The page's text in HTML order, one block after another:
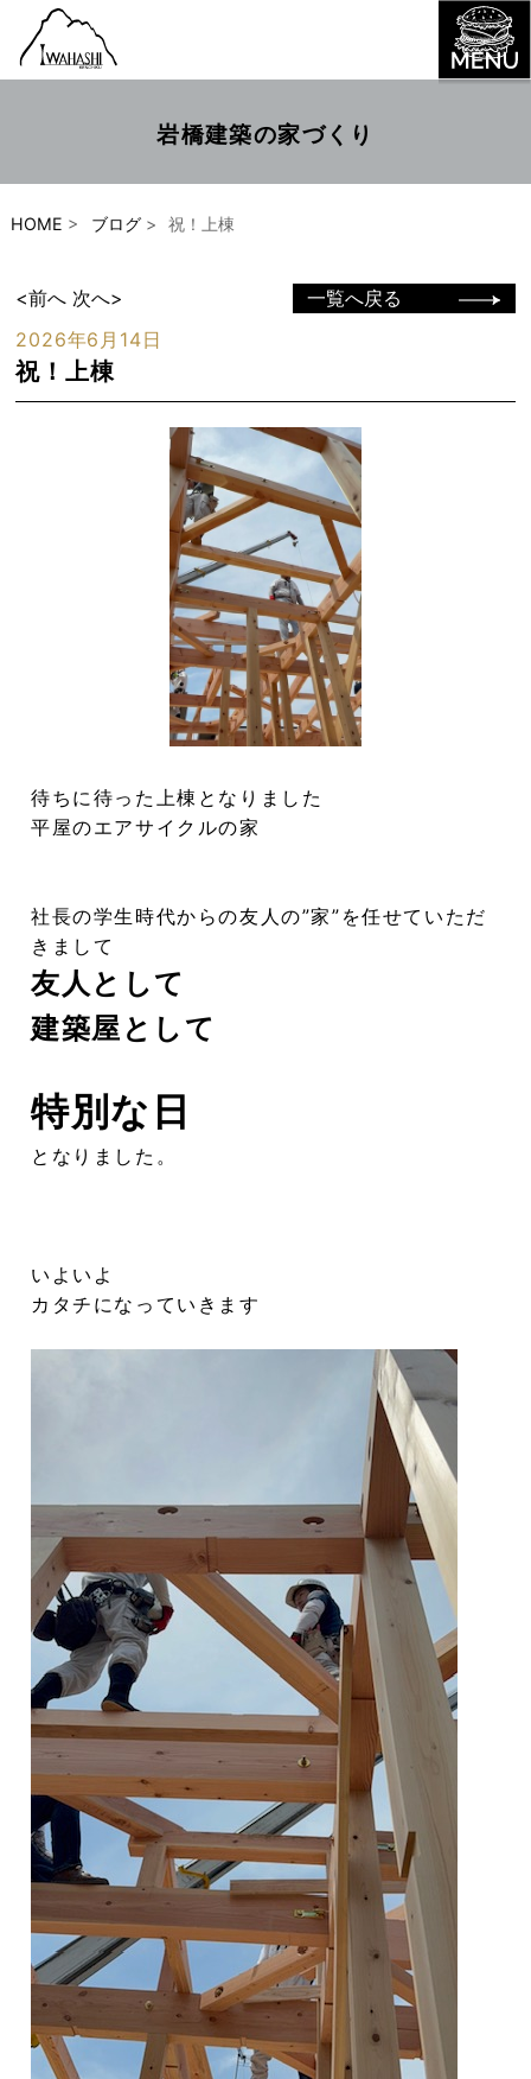
岩橋建築の家づくり
HOME > ブログ> 祝！上棟
<前へ 次へ>
一覧へ戻る
2026年6月14日
祝！上棟
待ちに待った上棟となりました
平屋のエアサイクルの家
社長の学生時代からの友人の”家”を任せていただ
きまして
友人として
建築屋として
特別な日
となりました。
いよいよ
カタチになっていきます